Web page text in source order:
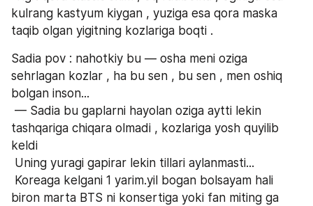
kulrang kastyum kiygan , yuziga esa qora maska
taqib olgan yigitning kozlariga boqti .
Sadia pov : nahotkiy bu — osha meni oziga
sehrlagan kozlar , ha bu sen , bu sen , men oshiq
bolgan inson...
tashqariga chiqara olmadi , kozlariga yosh quyilib
keldi
Uning yuragi gapirar lekin tillari aylanmasti...
biron marta BTS ni konsertiga yoki fan miting ga